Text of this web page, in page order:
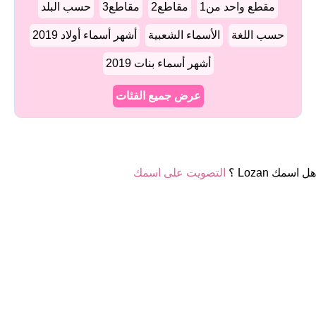
مقطع واحد من1 مقاطع2 مقاطع3 حسب البلد
حسب اللغة الأسماء الشعبية أشهر أسماء أولاد 2019
أشهر أسماء بنات 2019
عرض جميع الفئات
هل اسمك Lozan ؟ التصويت على اسمك